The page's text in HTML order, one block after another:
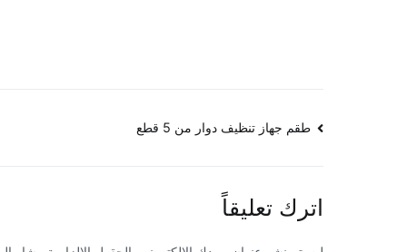
تصفّح
طقم جهاز تنظيف دوار من 5 قطع
اترك تعليقاً